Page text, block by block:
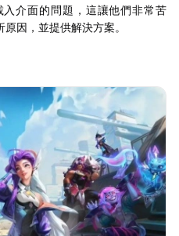
介面的問題，這讓他們非常苦
因，並提供解決方案。